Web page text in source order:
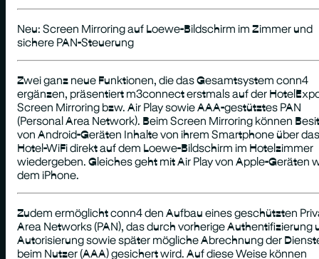
Neu: Screen Mirroring auf Loewe-Bildschirm im Zimmer und
sichere PAN-Steuerung
Zwei ganz neue Funktionen, die das Gesamtsystem conn4
ergänzen, präsentiert m3connect erstmals auf der
Screen Mirroring bzw. Air Play sowie AAA-gestütztes PAN
(Personal Area Network). Beim Screen Mirroring können
von Android-Geräten Inhalte von ihrem Smartphone über das
Hotel-WiFi direkt auf dem Loewe-Bildschirm im Hotelzimmer
wiedergeben. Gleiches geht mit Air Play von Apple-Geräten
dem iPhone.
Zudem ermöglicht conn4 den Aufbau eines geschützten
Area Networks (PAN), das durch vorherige Authentifizierung
Autorisierung sowie später mögliche Abrechnung der
beim Nutzer (AAA) gesichert wird. Auf diese Weise können